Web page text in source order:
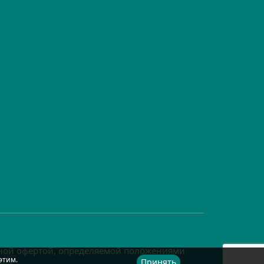
офертой, определяемой положениями